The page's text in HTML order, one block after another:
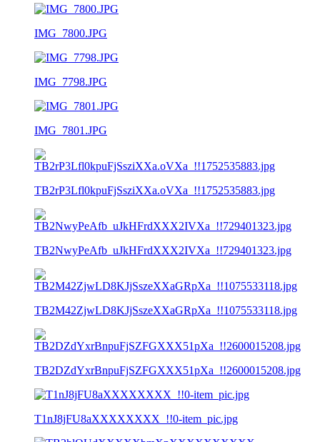
IMG_7800.JPG
IMG_7798.JPG
IMG_7801.JPG
TB2rP3Lfl0kpuFjSsziXXa.oVXa_!!1752535883.jpg
TB2NwyPeAfb_uJkHFrdXXX2IVXa_!!729401323.jpg
TB2M42ZjwLD8KJjSszeXXaGRpXa_!!1075533118.jpg
TB2DZdYxrBnpuFjSZFGXXX51pXa_!!2600015208.jpg
T1nJ8jFU8aXXXXXXXX_!!0-item_pic.jpg